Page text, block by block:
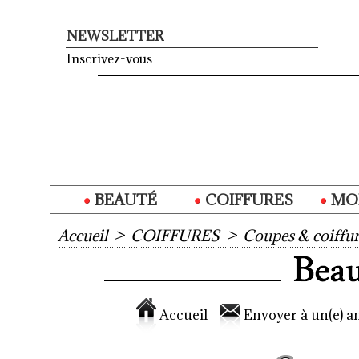
NEWSLETTER
Inscrivez-vous
BEAUTÉ COIFFURES
Accueil > COIFFURES > Coupes &
Accueil Envoyer à un(e)